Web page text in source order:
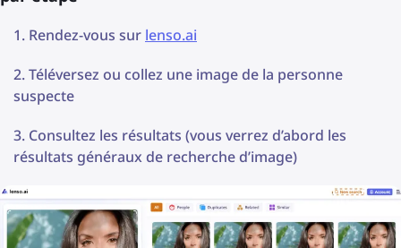
Rendez-vous sur lenso.ai
Téléversez ou collez une image de la personne
suspecte
Consultez les résultats (vous verrez d’abord les
résultats généraux de recherche d’image)